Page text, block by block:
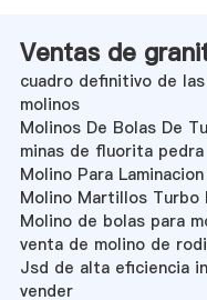
Ventas de
cuadro definitivo de
molinos
Molinos De Bolas De
minas de fluorita pedra
Molino Para
Molino Martillos Turbo
Molino de bolas para
venta de molino de
Jsd de alta eficiencia
vender